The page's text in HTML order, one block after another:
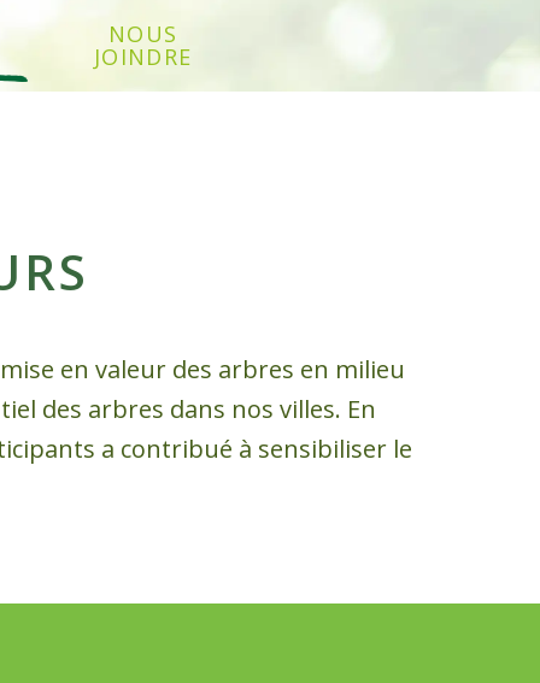
NOUS
JOINDRE
en valeur des arbres en milieu
des arbres dans nos villes. En
a contribué à sensibiliser le